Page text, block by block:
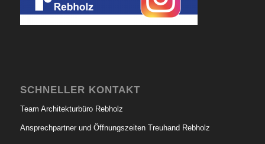
SCHNELLER KONTAKT
Team Architekturbüro Rebholz
Ansprechpartner und Öffnungszeiten Treuhand Rebholz